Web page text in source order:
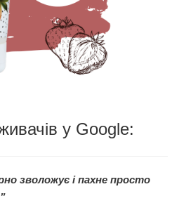
у Google:
зволожує і пахне просто